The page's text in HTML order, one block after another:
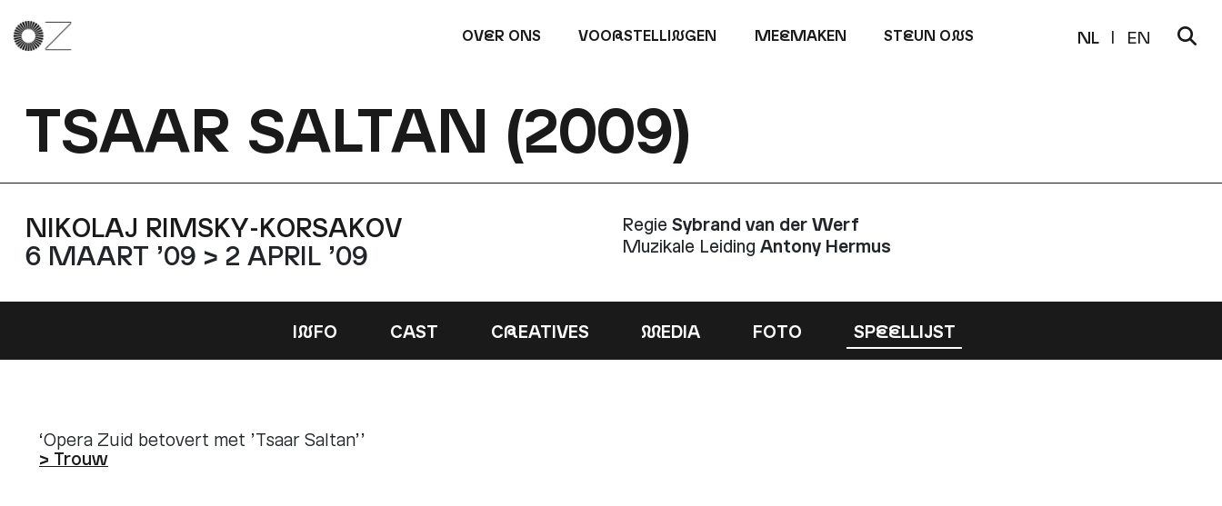
OVER ONS VOORSTELLINGEN MEEMAKEN STEUN ONS NL EN
TSAAR SALTAN (2009)
NIKOLAJ RIMSKY-KORSAKOV
6 MAART ’09 > 2 APRIL ’09
Regie Sybrand van der Werf
Muzikale Leiding Antony Hermus
INFO CAST CREATIVES MEDIA FOTO SPEELLIJST
‘Opera Zuid betovert met ’Tsaar Saltan’’
> Trouw